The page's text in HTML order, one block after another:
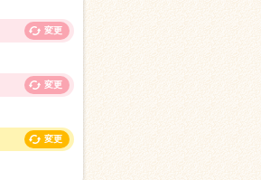
変更
変更
変更